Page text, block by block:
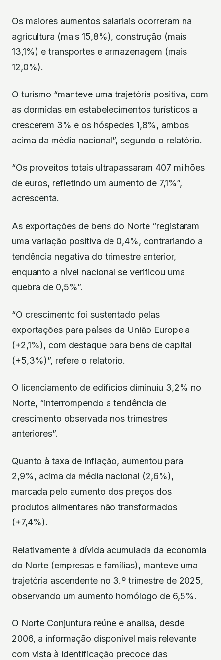
Os maiores aumentos salariais ocorreram na
agricultura (mais 15,8%), construção (mais
13,1%) e transportes e armazenagem (mais
12,0%).
O turismo “manteve uma trajetória positiva, com
as dormidas em estabelecimentos turísticos a
crescerem 3% e os hóspedes 1,8%, ambos
acima da média nacional”, segundo o relatório.
“Os proveitos totais ultrapassaram 407 milhões
de euros, refletindo um aumento de 7,1%”,
acrescenta.
As exportações de bens do Norte “registaram
uma variação positiva de 0,4%, contrariando a
tendência negativa do trimestre anterior,
enquanto a nível nacional se verificou uma
quebra de 0,5%”.
“O crescimento foi sustentado pelas
exportações para países da União Europeia
(+2,1%), com destaque para bens de capital
(+5,3%)”, refere o relatório.
O licenciamento de edifícios diminuiu 3,2% no
Norte, “interrompendo a tendência de
crescimento observada nos trimestres
anteriores”.
Quanto à taxa de inflação, aumentou para
2,9%, acima da média nacional (2,6%),
marcada pelo aumento dos preços dos
produtos alimentares não transformados
(+7,4%).
Relativamente à dívida acumulada da economia
do Norte (empresas e famílias), manteve uma
trajetória ascendente no 3.º trimestre de 2025,
observando um aumento homólogo de 6,5%.
O Norte Conjuntura reúne e analisa, desde
2006, a informação disponível mais relevante
com vista à identificação precoce das